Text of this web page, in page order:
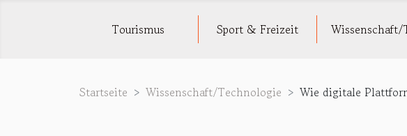
Tourismus Sport & Freizeit
Startseite Wissenschaft/Technologie Wie digitale